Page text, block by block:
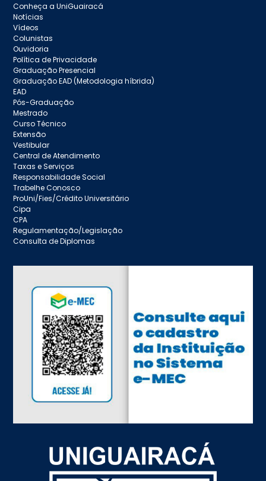
Conheça a UniGuairacá
Notícias
Vídeos
Colunistas
Ouvidoria
Política de Privacidade
Graduação Presencial
Graduação EAD (Metodologia híbrida)
EAD
Pós-Graduação
Mestrado
Curso Técnico
Extensão
Vestibular
Central de Atendimento
Taxas e Serviços
Responsabilidade Social
Trabelhe Conosco
ProUni/Fies/Crédito Universitário
Cipa
CPA
Regulamentação/Legislação
Consulta de Diplomas